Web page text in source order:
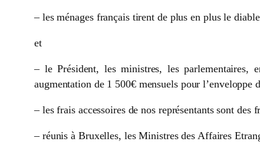
– les ménages français tirent de plus en plus le
et
– le Président, les ministres, les parlementaires,
augmentation de 1 500€ mensuels pour
– les frais accessoires de nos représentants sont
– réunis à Bruxelles, les Ministres des Affaires